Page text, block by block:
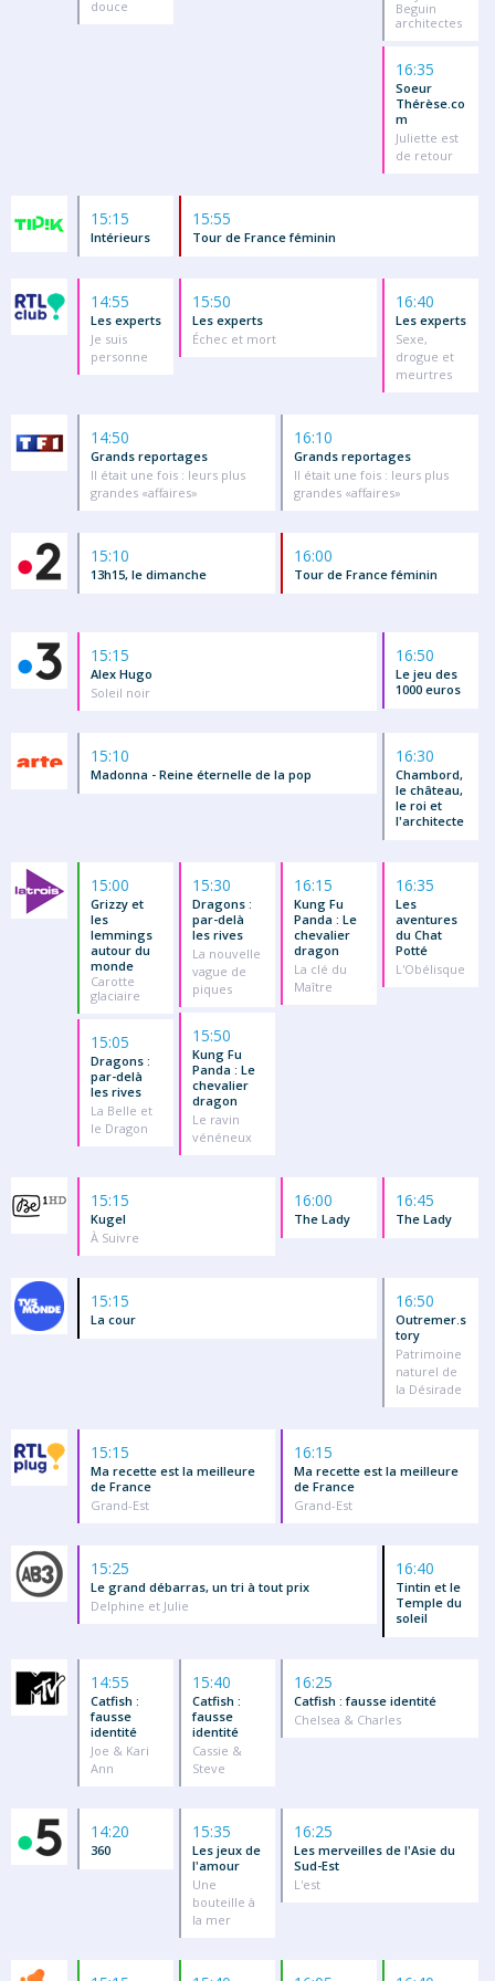
douce
Beguin
architectes
16:35
Soeur
Thérèse.co
m
Juliette est
de retour
15:15
Intérieurs
15:55
Tour de France féminin
14:55
Les experts
Je suis
personne
15:50
Les experts
Échec et mort
16:40
Les experts
Sexe,
drogue et
meurtres
14:50
Grands reportages
Il était une fois : leurs plus
grandes «affaires»
16:10
Grands reportages
Il était une fois : leurs plus
grandes «affaires»
15:10
13h15, le dimanche
16:00
Tour de France féminin
15:15
Alex Hugo
Soleil noir
16:50
Le jeu des
1000 euros
15:10
Madonna - Reine éternelle de la pop
16:30
Chambord,
le château,
le roi et
l'architecte
15:00
Grizzy et
les
lemmings
autour du
monde
Carotte
glaciaire
15:05
Dragons :
par-delà
les rives
La Belle et
le Dragon
15:30
Dragons :
par-delà
les rives
La nouvelle
vague de
piques
15:50
Kung Fu
Panda : Le
chevalier
dragon
Le ravin
vénéneux
16:15
Kung Fu
Panda : Le
chevalier
dragon
La clé du
Maître
16:35
Les
aventures
du Chat
Potté
L'Obélisque
15:15
Kugel
À Suivre
16:00
The Lady
16:45
The Lady
15:15
La cour
16:50
Outremer.s
tory
Patrimoine
naturel de
la Désirade
15:15
Ma recette est la meilleure
de France
Grand-Est
16:15
Ma recette est la meilleure
de France
Grand-Est
15:25
Le grand débarras, un tri à tout prix
Delphine et Julie
16:40
Tintin et le
Temple du
soleil
14:55
Catfish :
fausse
identité
Joe & Kari
Ann
15:40
Catfish :
fausse
identité
Cassie &
Steve
16:25
Catfish : fausse identité
Chelsea & Charles
14:20
360
15:35
Les jeux de
l'amour
Une
bouteille à
la mer
16:25
Les merveilles de l'Asie du
Sud-Est
L'est